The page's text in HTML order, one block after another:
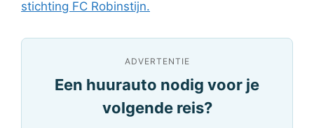
stichting FC Robinstijn.
ADVERTENTIE
Een huurauto nodig voor je
volgende reis?